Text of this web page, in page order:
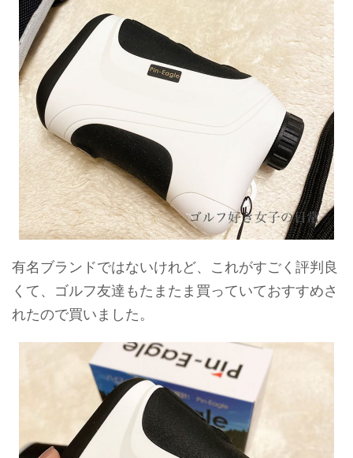
有名ブランドではないけれど、これがすごく評判良
くて、ゴルフ友達もたまたま買っていておすすめさ
れたので買いました。